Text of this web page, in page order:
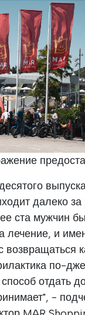
далеко за
ста мужчин
лечение, и
возвращаться
по-
отдать
-